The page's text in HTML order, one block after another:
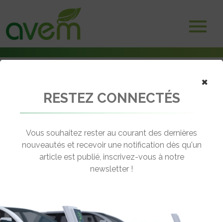
Deux-trois roues électriques
EUROCKA CKA C1S
[wppr_avg_rating id="41221"]
Prix :2499€
×
RESTEZ CONNECTÉS
Vous souhaitez rester au courant des dernières
nouveautés et recevoir une notification dès qu'un
article est publié, inscrivez-vous à notre
newsletter !